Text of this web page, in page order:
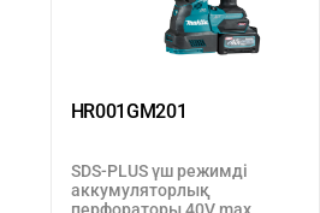
HR001GM201
SDS-PLUS үш режимді
аккумуляторлық